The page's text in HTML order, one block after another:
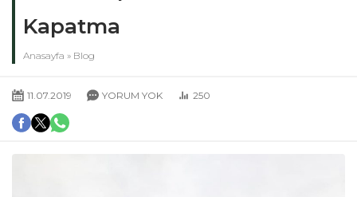
Kapatma
Anasayfa » Blog
11.07.2019 YORUM YOK 250